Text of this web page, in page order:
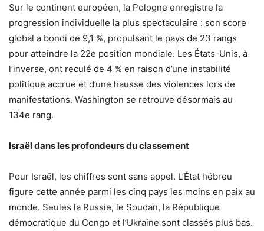
Sur le continent européen, la Pologne enregistre la
progression individuelle la plus spectaculaire : son score
global a bondi de 9,1 %, propulsant le pays de 23 rangs
pour atteindre la 22e position mondiale. Les États-Unis, à
l’inverse, ont reculé de 4 % en raison d’une instabilité
politique accrue et d’une hausse des violences lors de
manifestations. Washington se retrouve désormais au
134e rang.
Israël dans les profondeurs du classement
Pour Israël, les chiffres sont sans appel. L’État hébreu
figure cette année parmi les cinq pays les moins en paix au
monde. Seules la Russie, le Soudan, la République
démocratique du Congo et l’Ukraine sont classés plus bas.